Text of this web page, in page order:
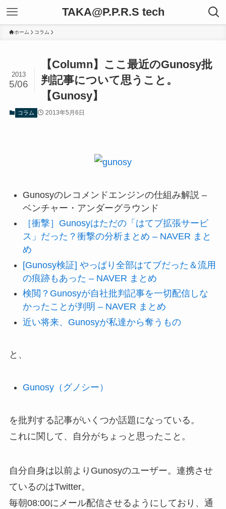
TAKA@P.P.R.S tech
ホーム コラム
【Column】ここ最近のGunosy批
判記事について思うこと。
【Gunosy】
2013
5/06
コラム 2013年5月6日
Gunosyのレコメンドエンジンの仕組み解説 –
ベンチャー・アンダーグラウンド
［衝撃］Gunosyはただの「はてブ拡張サービ
ス」だった？衝撃の分析まとめ – NAVER まと
め
[Gunosy検証] やっぱり全部はてブだった＆流用
の痕跡もあった – NAVER まとめ
検閲？Gunosyが自社批判記事を一切配信しな
かったことが判明 – NAVER まとめ
近い将来、Gunosyが私達から奪うもの
と、
Gunosy（グノシー）
を批判する記事がいくつか話題になっている。
これに関して、自分がちょっと思ったこと。
自分自身は以前よりGunosyのユーザー。連携させ
ているのはTwitter。
毎朝08:00にメール配信させるようにしており、通